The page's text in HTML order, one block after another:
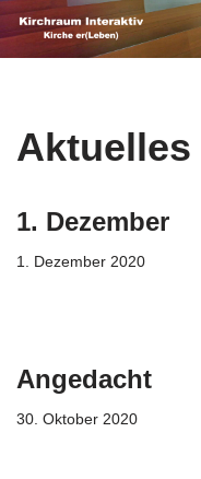
Zum
Aktuelles
1. Dezember
1. Dezember 2020
Angedacht
30. Oktober 2020